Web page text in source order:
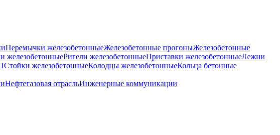
Перемычки железобетонныеЖелезобетонные прогоныЖелезобетонные
железобетонныеРигели железобетонныеПриставки железобетонныеЛежни
Стойки железобетонныеКолодцы железобетонныеКольца бетонные
Нефтегазовая отрасльИнженерные коммуникации